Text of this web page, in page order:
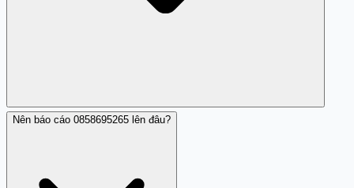
thức của ngân hàng), yêu cầu bấm link để 'cập nhật'
Nên báo cáo 0858695265 lên đâu?